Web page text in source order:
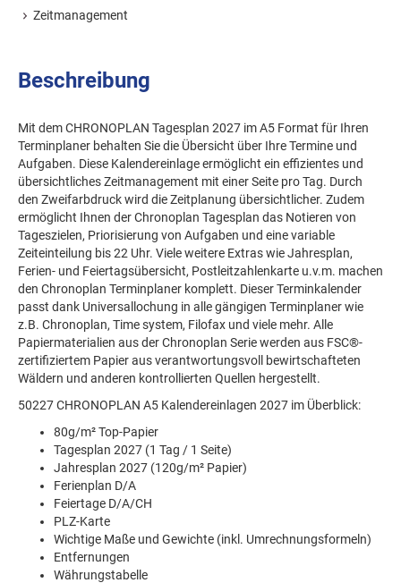
Zeitmanagement
Beschreibung
Mit dem CHRONOPLAN Tagesplan 2027 im A5 Format für Ihren
Terminplaner behalten Sie die Übersicht über Ihre Termine und
Aufgaben. Diese Kalendereinlage ermöglicht ein effizientes und
übersichtliches Zeitmanagement mit einer Seite pro Tag. Durch
den Zweifarbdruck wird die Zeitplanung übersichtlicher. Zudem
ermöglicht Ihnen der Chronoplan Tagesplan das Notieren von
Tageszielen, Priorisierung von Aufgaben und eine variable
Zeiteinteilung bis 22 Uhr. Viele weitere Extras wie Jahresplan,
Ferien- und Feiertagsübersicht, Postleitzahlenkarte u.v.m. machen
den Chronoplan Terminplaner komplett. Dieser Terminkalender
passt dank Universallochung in alle gängigen Terminplaner wie
z.B. Chronoplan, Time system, Filofax und viele mehr. Alle
Papiermaterialien aus der Chronoplan Serie werden aus FSC®-
zertifiziertem Papier aus verantwortungsvoll bewirtschafteten
Wäldern und anderen kontrollierten Quellen hergestellt.
50227 CHRONOPLAN A5 Kalendereinlagen 2027 im Überblick:
80g/m² Top-Papier
Tagesplan 2027 (1 Tag / 1 Seite)
Jahresplan 2027 (120g/m² Papier)
Ferienplan D/A
Feiertage D/A/CH
PLZ-Karte
Wichtige Maße und Gewichte (inkl. Umrechnungsformeln)
Entfernungen
Währungstabelle